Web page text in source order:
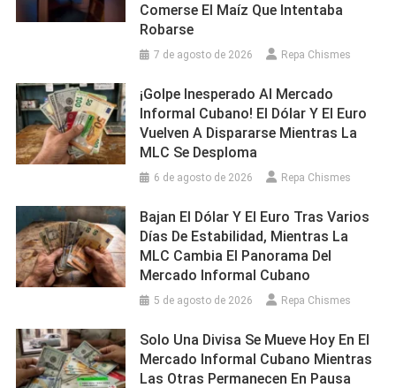
Comerse El Maíz Que Intentaba
Robarse
7 de agosto de 2026 Repa Chismes
¡Golpe Inesperado Al Mercado
Informal Cubano! El Dólar Y El Euro
Vuelven A Dispararse Mientras La
MLC Se Desploma
6 de agosto de 2026 Repa Chismes
Bajan El Dólar Y El Euro Tras Varios
Días De Estabilidad, Mientras La
MLC Cambia El Panorama Del
Mercado Informal Cubano
5 de agosto de 2026 Repa Chismes
Solo Una Divisa Se Mueve Hoy En El
Mercado Informal Cubano Mientras
Las Otras Permanecen En Pausa